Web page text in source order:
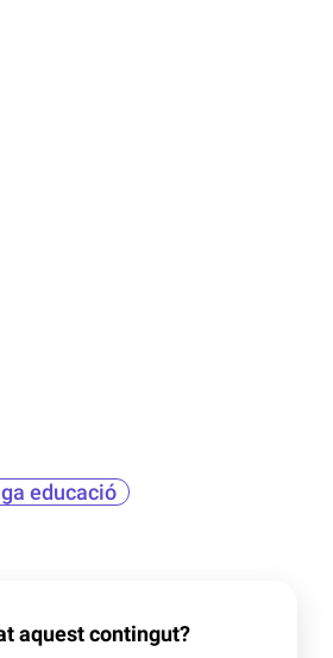
educació
aquest contingut?